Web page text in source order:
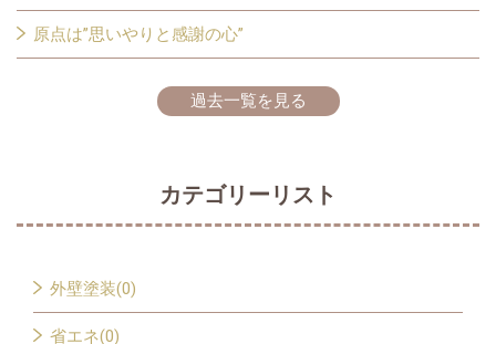
原点は”思いやりと感謝の心”
過去一覧を見る
カテゴリーリスト
外壁塗装(0)
省エネ(0)